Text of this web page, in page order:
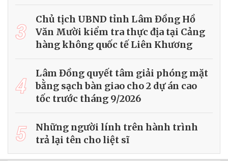
3
Chủ tịch UBND tỉnh Lâm Đồng Hồ
Văn Mười kiểm tra thực địa tại Cảng
hàng không quốc tế Liên Khương
4
Lâm Đồng quyết tâm giải phóng mặt
bằng sạch bàn giao cho 2 dự án cao
tốc trước tháng 9/2026
5
Những người lính trên hành trình
trả lại tên cho liệt sĩ